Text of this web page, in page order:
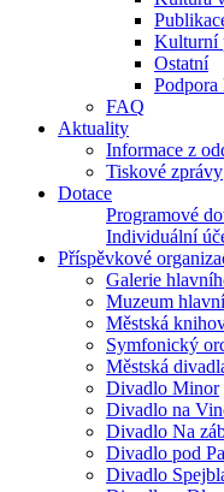
Kulturní
Ostatní
Podpora
FAQ
Aktuality
Informace z
Tiskové zprávy
Dotace
Programové
Individuální
Příspěvkové
Galerie
Muzeum
Městská
Symfonický
Městská
Divadlo Minor
Divadlo na
Divadlo Na
Divadlo pod
Divadlo